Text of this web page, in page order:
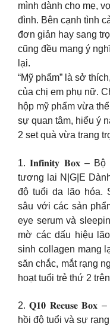
mình dành cho mẹ,
đình. Bên cạnh tình
đơn giản hay sang
cũng đều mang ý
lại.
“Mỹ phẩm” là sở
của chị em phụ nữ.
hộp mỹ phẩm vừa
sự quan tâm, hiểu ý
2 set quà vừa trang
1. 𝐈𝐧𝐟𝐢𝐧𝐢𝐭𝐲 𝐁𝐨𝐱 –
tương lai N|G|E
độ tuổi da lão hóa.
sâu với các sản
eye serum và
mờ các dấu hiệu
sinh collagen mang
săn chắc, mắt rạng
hoạt tuổi trẻ thứ 2
2. 𝐐𝟏𝟎 𝐑𝐞𝐜𝐮𝐬𝐞 𝐁𝐨𝐱
hồi độ tuổi và sự